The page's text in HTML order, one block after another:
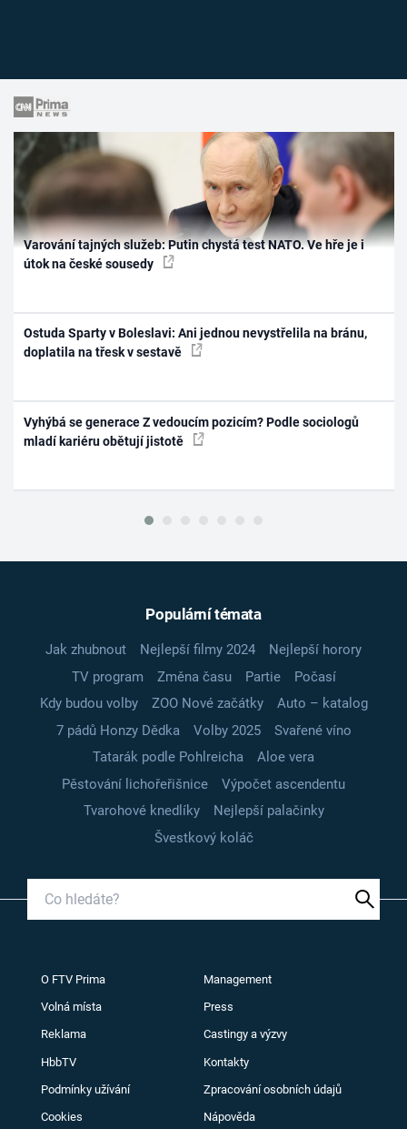
Varování tajných služeb: Putin chystá test NATO. Ve hře je i
útok na české sousedy
Ostuda Sparty v Boleslavi: Ani jednou nevystřelila na bránu,
doplatila na třesk v sestavě
Vyhýbá se generace Z vedoucím pozicím? Podle sociologů
mladí kariéru obětují jistotě
Populární témata
Jak zhubnout Nejlepší filmy 2024
Nejlepší horory
TV program
Změna času Partie
Počasí
Kdy budou volby
ZOO Nové začátky
Auto – katalog
7 pádů Honzy Dědka
Volby 2025
Svařené víno
Tatarák podle Pohlreicha
Aloe vera
Pěstování lichořeřišnice
Výpočet ascendentu
Tvarohové knedlíky
Nejlepší palačinky
Švestkový koláč
O FTV Prima Management
Volná místa Press
Reklama Castingy a výzvy
HbbTV Kontakty
Podmínky užívání Zpracování osobních údajů
Cookies Nápověda